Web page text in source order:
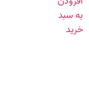
به سبد
خرید